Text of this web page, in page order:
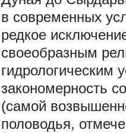
в современных
редкое
своеобразным
гидрологическим
закономерность
(самой
половодья,